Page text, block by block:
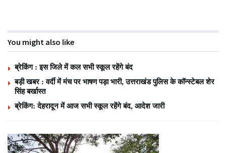
You might also like
ब्रेकिंग : इस जिले में कल सभी स्कूल रहेंगे बंद
बड़ी खबर : वर्दी में मंच पर भाषण पड़ा भारी, उत्तराखंड पुलिस के कॉन्स्टेबल शेर
सिंह बर्खास्त
ब्रेकिंग: देहरादून में आज सभी स्कूल रहेंगे बंद, आदेश जारी